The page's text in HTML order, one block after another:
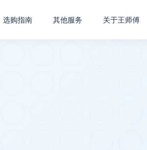
选购指南 其他服务 关于王师傅